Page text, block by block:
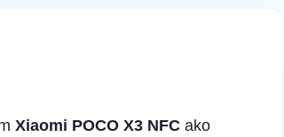
Xiaomi POCO X3 NFC ako